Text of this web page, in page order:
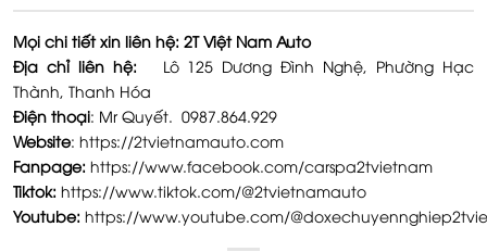
Mọi chi tiết xin liên hệ: 2T Việt Nam Auto
Địa chỉ liên hệ: Lô 125 Dương Đình Nghệ, Phường Hạc
Thành, Thanh Hóa
Điện thoại: Mr Quyết. 0987.864.929
Website: https://2tvietnamauto.com
Fanpage: https://www.facebook.com/carspa2tvietnam
Tiktok: https://www.tiktok.com/@2tvietnamauto
Youtube: https://www.youtube.com/